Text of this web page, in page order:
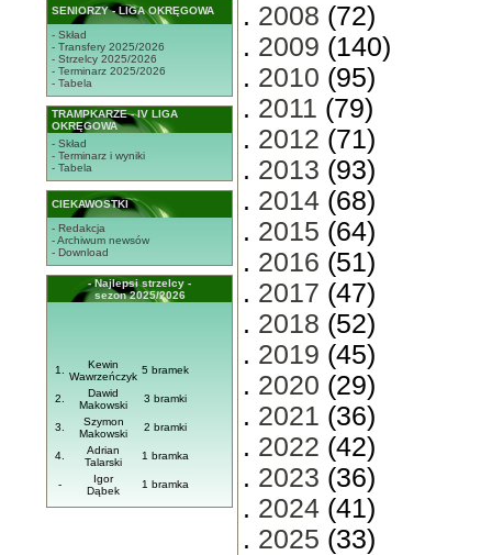
SENIORZY - LIGA OKRĘGOWA
- Skład
- Transfery 2025/2026
- Strzelcy 2025/2026
- Terminarz 2025/2026
- Tabela
TRAMPKARZE - IV LIGA
OKRĘGOWA
- Skład
- Terminarz i wyniki
- Tabela
CIEKAWOSTKI
- Redakcja
- Archiwum newsów
- Download
- Najlepsi strzelcy -
sezon 2025/2026
1.
Kewin
Wawrzeńczyk
5 bramek
2.
Dawid
Makowski
3 bramki
3.
Szymon
Makowski
2 bramki
4.
Adrian
Talarski
1 bramka
-
Igor
Dąbek
1 bramka
. 2008 (72)
. 2009 (140)
. 2010 (95)
. 2011 (79)
. 2012 (71)
. 2013 (93)
. 2014 (68)
. 2015 (64)
. 2016 (51)
. 2017 (47)
. 2018 (52)
. 2019 (45)
. 2020 (29)
. 2021 (36)
. 2022 (42)
. 2023 (36)
. 2024 (41)
. 2025 (33)